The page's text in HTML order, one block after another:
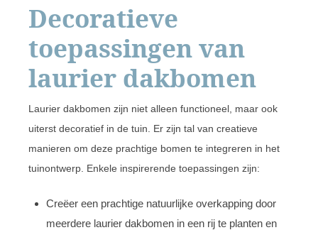
Decoratieve
toepassingen van
laurier dakbomen
Laurier dakbomen zijn niet alleen functioneel, maar ook
uiterst decoratief in de tuin. Er zijn tal van creatieve
manieren om deze prachtige bomen te integreren in het
tuinontwerp. Enkele inspirerende toepassingen zijn:
Creëer een prachtige natuurlijke overkapping door
meerdere laurier dakbomen in een rij te planten en